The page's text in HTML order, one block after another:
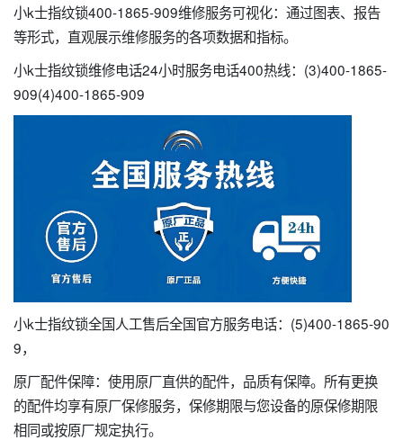
小k士指纹锁400-1865-909维修服务可视化：通过图表、报告
等形式，直观展示维修服务的各项数据和指标。
小k士指纹锁维修电话24小时服务电话400热线：(3)400-1865-
909(4)400-1865-909
小k士指纹锁全国人工售后全国官方服务电话：(5)400-1865-90
9，
原厂配件保障：使用原厂直供的配件，品质有保障。所有更换
的配件均享有原厂保修服务，保修期限与您设备的原保修期限
相同或按原厂规定执行。